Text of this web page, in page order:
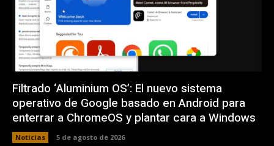
Filtrado ‘Aluminium OS’: El nuevo sistema
operativo de Google basado en Android para
enterrar a ChromeOS y plantar cara a Windows
Noticias 5 de agosto de 2026